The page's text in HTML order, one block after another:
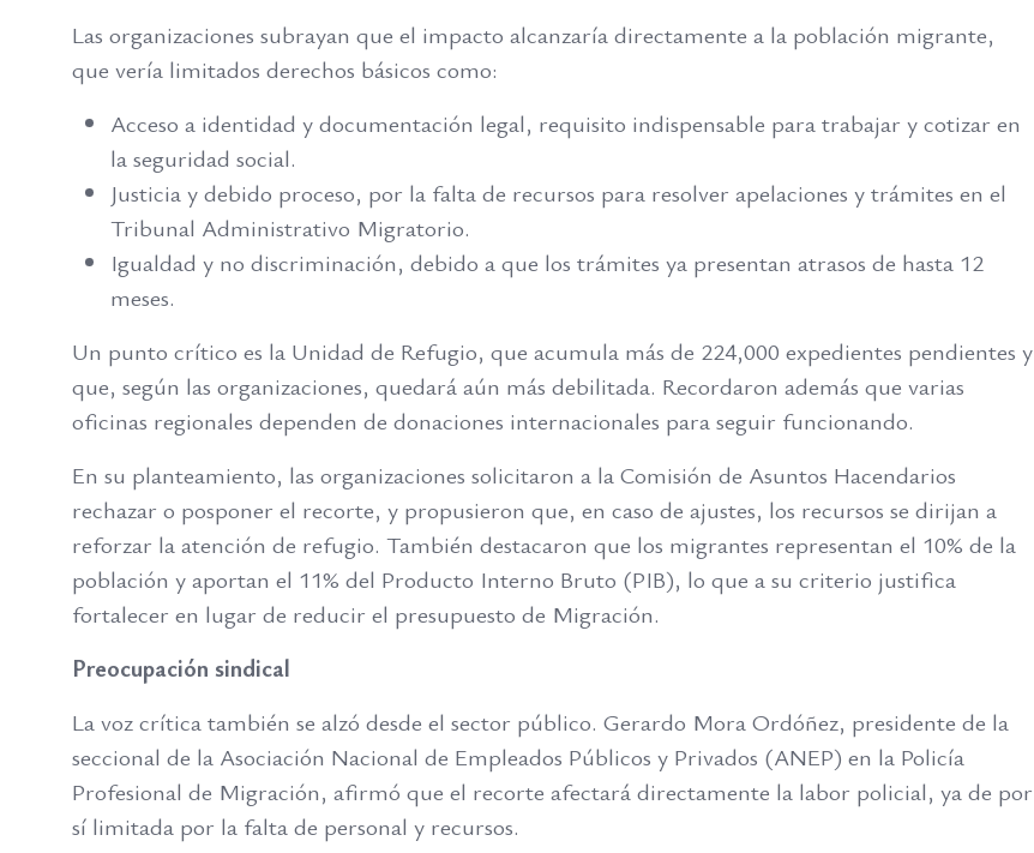
Las organizaciones subrayan que el impacto alcanzaría directamente a la población migrante,
que vería limitados derechos básicos como:
Acceso a identidad y documentación legal, requisito indispensable para trabajar y cotizar en
la seguridad social.
Justicia y debido proceso, por la falta de recursos para resolver apelaciones y trámites en el
Tribunal Administrativo Migratorio.
Igualdad y no discriminación, debido a que los trámites ya presentan atrasos de hasta 12
meses.
Un punto crítico es la Unidad de Refugio, que acumula más de 224,000 expedientes pendientes y
que, según las organizaciones, quedará aún más debilitada. Recordaron además que varias
oficinas regionales dependen de donaciones internacionales para seguir funcionando.
En su planteamiento, las organizaciones solicitaron a la Comisión de Asuntos Hacendarios
rechazar o posponer el recorte, y propusieron que, en caso de ajustes, los recursos se dirijan a
reforzar la atención de refugio. También destacaron que los migrantes representan el 10% de la
población y aportan el 11% del Producto Interno Bruto (PIB), lo que a su criterio justifica
fortalecer en lugar de reducir el presupuesto de Migración.
Preocupación sindical
La voz crítica también se alzó desde el sector público. Gerardo Mora Ordóñez, presidente de la
seccional de la Asociación Nacional de Empleados Públicos y Privados (ANEP) en la Policía
Profesional de Migración, afirmó que el recorte afectará directamente la labor policial, ya de por
sí limitada por la falta de personal y recursos.